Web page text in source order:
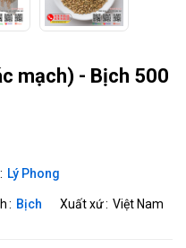
mạch) - Bịch 500
Lý Phong
Bịch Xuất xứ Việt Nam